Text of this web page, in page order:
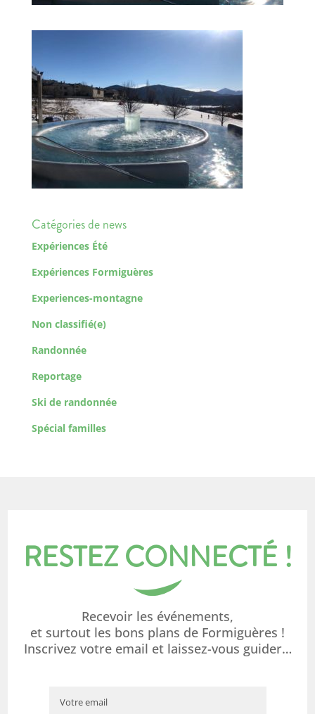
Catégories de news
Expériences Été
Expériences Formiguères
Experiences-montagne
Non classifié(e)
Randonnée
Reportage
Ski de randonnée
Spécial familles
RESTEZ CONNECTÉ !
Recevoir les événements,
et surtout les bons plans de Formiguères !
Inscrivez votre email et laissez-vous guider…